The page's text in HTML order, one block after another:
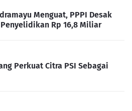
Menguat, PPPI Desak
Rp 16,8 Miliar
Perkuat Citra PSI Sebagai